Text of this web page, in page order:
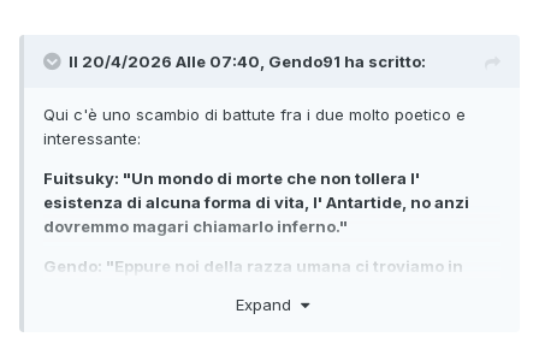
Il 20/4/2026 Alle 07:40, Gendo91 ha scritto:
Qui c'è uno scambio di battute fra i due molto poetico e
interessante:
Fuitsuky: "Un mondo di morte che non tollera l'
esistenza di alcuna forma di vita, l' Antartide, no anzi
dovremmo magari chiamarlo inferno."
Gendo: "Eppure noi della razza umana ci troviamo in
Expand